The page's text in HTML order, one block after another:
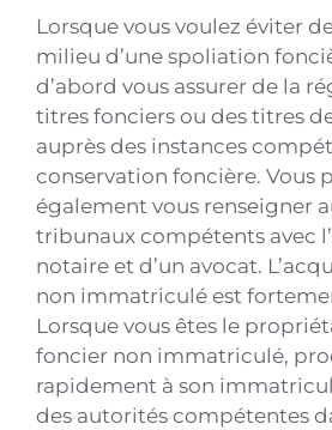
Lorsque vous voulez éviter
milieu d’une spoliation
d’abord vous assurer de la
titres fonciers ou des titres
auprès des instances
conservation foncière. Vous
également vous renseigner
tribunaux compétents avec
notaire et d’un avocat.
non immatriculé est
Lorsque vous êtes le
foncier non immatriculé,
rapidement à son
des autorités compétentes